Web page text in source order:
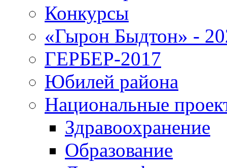
Конкурсы
«Гырон Быдтон» -
ГЕРБЕР-2017
Юбилей района
Национальные
Здравоохранение
Образование